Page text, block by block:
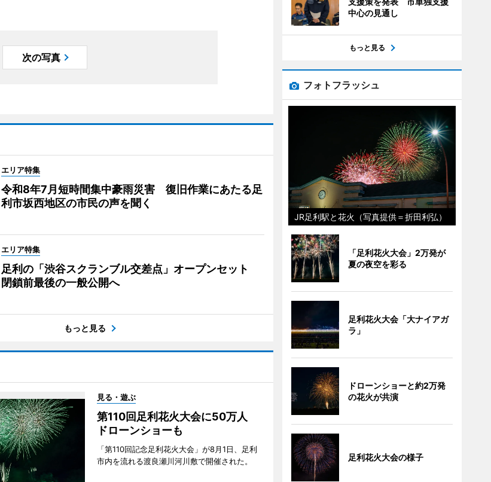
次の写真
エリア特集
令和8年7月短時間集中豪雨災害 復旧作業にあたる足
利市坂西地区の市民の声を聞く
エリア特集
足利の「渋谷スクランブル交差点」オープンセット
閉鎖前最後の一般公開へ
もっと見る
見る・遊ぶ
第110回足利花火大会に50万人
ドローンショーも
「第110回記念足利花火大会」が8月1日、足利
市内を流れる渡良瀬川河川敷で開催された。
中心の見通し
もっと見る
フォトフラッシュ
JR足利駅と花火（写真提供＝折田利弘）
「足利花火大会」2万発が
夏の夜空を彩る
足利花火大会「大ナイアガ
ラ」
ドローンショーと約2万発
の花火が共演
足利花火大会の様子